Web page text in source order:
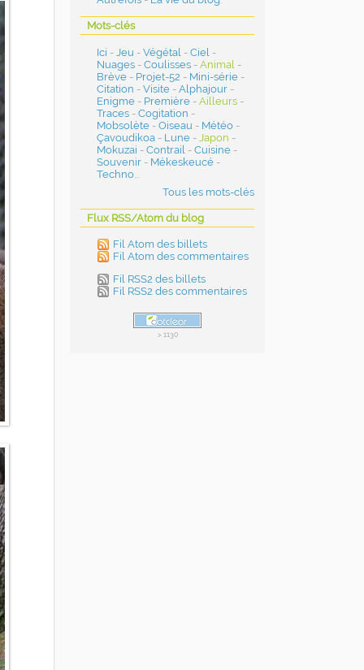
Mots-clés
Ici - Jeu - Végétal - Ciel -
Nuages - Coulisses - Animal -
Brève - Projet-52 - Mini-série -
Citation - Visite - Alphajour -
Enigme - Première - Ailleurs -
Traces - Cogitation -
Mobsolète - Oiseau - Météo -
Çavoudikoa - Lune - Japon -
Mokuzai - Contrail - Cuisine -
Souvenir - Mékeskeucé -
Techno...
Tous les mots-clés
Flux RSS/Atom du blog
Fil Atom des billets
Fil Atom des commentaires
Fil RSS2 des billets
Fil RSS2 des commentaires